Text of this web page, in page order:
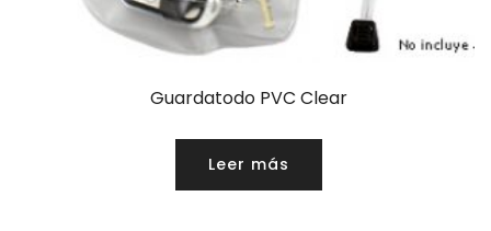
Guardatodo PVC Clear
Leer más